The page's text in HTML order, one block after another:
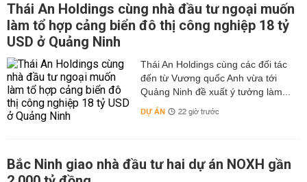
Thái An Holdings cùng nhà đầu tư ngoại muốn
làm tổ hợp cảng biển đô thị công nghiệp 18 tỷ
USD ở Quảng Ninh
Thái An Holdings cùng các đối tác
đến từ Vương quốc Anh vừa tới
Quảng Ninh đề xuất ý tưởng làm...
DỰ ÁN 22 giờ trước
Bắc Ninh giao nhà đầu tư hai dự án NOXH gần